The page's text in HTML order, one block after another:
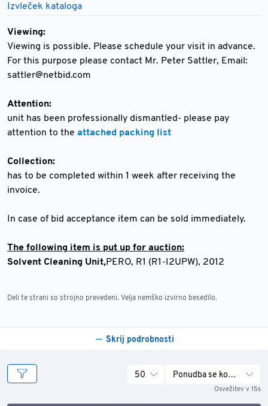
Izvleček kataloga
Viewing:
Viewing is possible. Please schedule your visit in advance.
For this purpose please contact Mr. Peter Sattler, Email:
sattler@netbid.com
Attention:
unit has been professionally dismantled- please pay
attention to the attached packing list
Collection:
has to be completed within 1 week after receiving the
invoice.
In case of bid acceptance item can be sold immediately.
The following item is put up for auction:
Solvent Cleaning Unit,PERO, R1 (R1-I2UPW), 2012
Deli te strani so strojno prevedeni. Velja nemško izvirno besedilo.
Skrij podrobnosti
Osvežitev v 15s
50 Ponudba se konča